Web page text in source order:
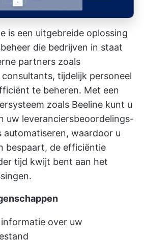
is een uitgebreide oplossing
die bedrijven in staat
partners zoals
tijdelijk personeel
te beheren. Met een
zoals Beeline kunt u
uw leveranciersbeoordelings-
automatiseren, waardoor u
bespaart, de efficiëntie
tijd kwijt bent aan het
over uw